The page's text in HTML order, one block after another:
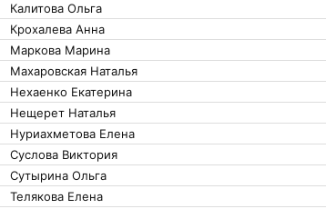
Калитова Ольга
Крохалева Анна
Маркова Марина
Махаровская Наталья
Нехаенко Екатерина
Нещерет Наталья
Нуриахметова Елена
Суслова Виктория
Сутырина Ольга
Телякова Елена